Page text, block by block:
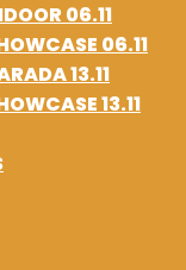
06.11
06.11
13.11
13.11